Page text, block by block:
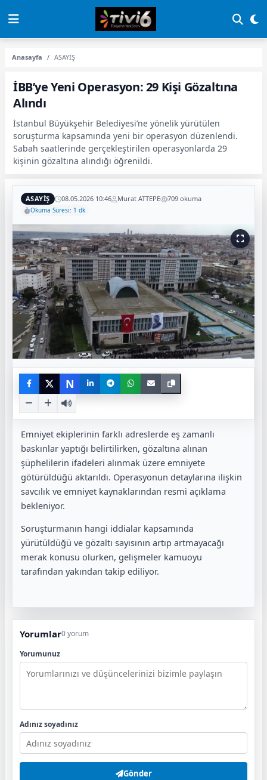
Anasayfa ASAYİŞ
İBB’ye Yeni Operasyon: 29 Kişi Gözaltına
Alındı
İstanbul Büyükşehir Belediyesi’ne yönelik yürütülen
soruşturma kapsamında yeni bir operasyon düzenlendi.
Sabah saatlerinde gerçekleştirilen operasyonlarda 29
kişinin gözaltına alındığı öğrenildi.
ASAYİŞ 08.05.2026 10:46 Murat ATTEPE 709 okuma
Okuma Süresi: 1 dk
N
Emniyet ekiplerinin farklı adreslerde eş zamanlı
baskınlar yaptığı belirtilirken, gözaltına alınan
şüphelilerin ifadeleri alınmak üzere emniyete
götürüldüğü aktarıldı. Operasyonun detaylarına ilişkin
savcılık ve emniyet kaynaklarından resmi açıklama
bekleniyor.
Soruşturmanın hangi iddialar kapsamında
yürütüldüğü ve gözaltı sayısının artıp artmayacağı
merak konusu olurken, gelişmeler kamuoyu
tarafından yakından takip ediliyor.
Yorumlar0 yorum
Yorumunuz
Adınız soyadınız
Gönder